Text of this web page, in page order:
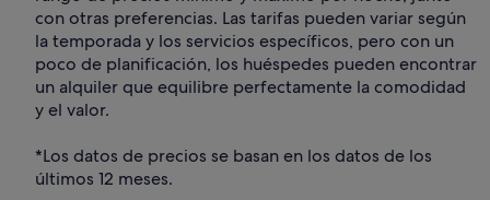
con otras preferencias. Las tarifas pueden variar según
la temporada y los servicios específicos, pero con un
poco de planificación, los huéspedes pueden encontrar
un alquiler que equilibre perfectamente la comodidad
y el valor.
*Los datos de precios se basan en los datos de los
últimos 12 meses.